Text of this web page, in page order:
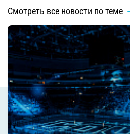
Смотреть все новости по теме